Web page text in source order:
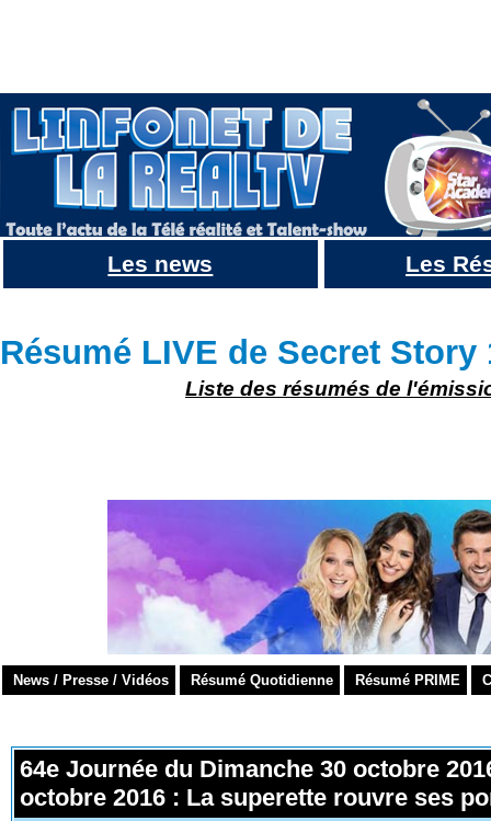
Les news Les
Résumé LIVE de Secret Story
Liste des résumés de
News / Presse / Vidéos Résumé Quotidienne Résumé PRIME
64e Journée du Dimanche 30 octobre
octobre 2016 : La superette rouvre ses